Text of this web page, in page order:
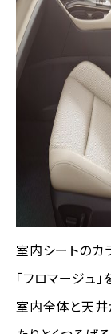
室内シートのカ
「フロマージュ
室内全体と天井